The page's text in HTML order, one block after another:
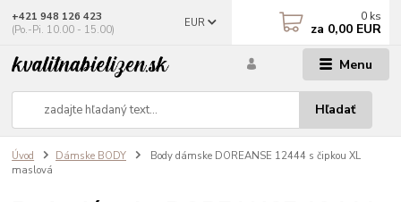
Menu
EUR
Hľadať
+421 948 126 423
(Po.-Pi. 10.00 - 15.00)
0 ks
za 0,00 EUR
Úvod Dámske BODY
Body dámske DOREANSE 12444 s čipkou XL
maslová